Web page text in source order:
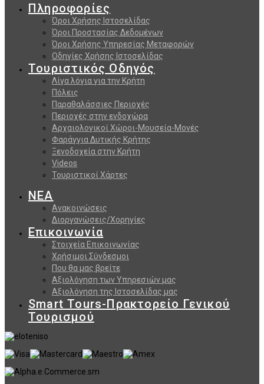
Πληροφορίες
Όροι Χρήσης Ιστοσελίδας
Όροι Προστασίας Δεδομένων
Όροι Χρήσης Υπηρεσίας Μεταφορών
Οδηγίες Χρήσης Ιστοσελίδας
Τουριστικός Οδηγός
Λίγα λόγια για την Κρήτη
Πόλεις
Παραθαλάσσιες Περιοχές
Περιοχές στην ενδοχώρα
Αρχαιολογικοί Χώροι-Μουσεία-Μονές
Φαράγγια Δυτικής Κρήτης
Ξενοδοχεία στην Κρήτη
Videos
Τουριστικοί Χάρτες
ΝΕΑ
Ανακοινώσεις
Διοργανώσεις/Χορηγίες
Επικοινωνία
Στοιχεία Επικοινωνίας
Χρήσιμοι Σύνδεσμοι
Που θα μας βρείτε
Αξιολόγηση των Υπηρεσιών μας
Αξιολόγηση της Ιστοσελίδας μας
Smart Tours-Πρακτορείο Γενικού
Τουρισμού